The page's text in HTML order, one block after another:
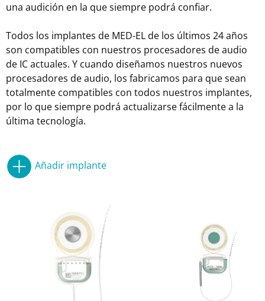
una audición en la que siempre podrá confiar.
Todos los implantes de MED-EL de los últimos 24 años
son compatibles con nuestros procesadores de audio
de IC actuales. Y cuando diseñamos nuestros nuevos
procesadores de audio, los fabricamos para que sean
totalmente compatibles con todos nuestros implantes,
por lo que siempre podrá actualizarse fácilmente a la
última tecnología.
Añadir implante